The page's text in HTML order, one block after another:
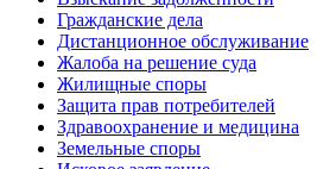
Гражданские дела
Дистанционное обслуживание
Жалоба на решение суда
Жилищные споры
Защита прав потребителей
Здравоохранение и медицина
Земельные споры